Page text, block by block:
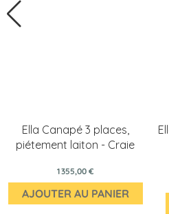
Ella Canapé 3 places,
piétement laiton - Craie
1 355,00 €
AJOUTER AU PANIER